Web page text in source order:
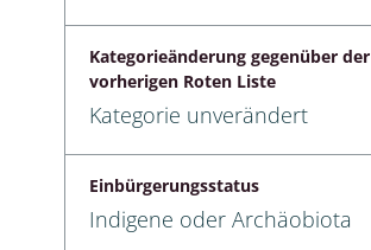
Kategorieänderung gegenüber der
vorherigen Roten Liste
Kategorie unverändert
Einbürgerungsstatus
Indigene oder Archäobiota